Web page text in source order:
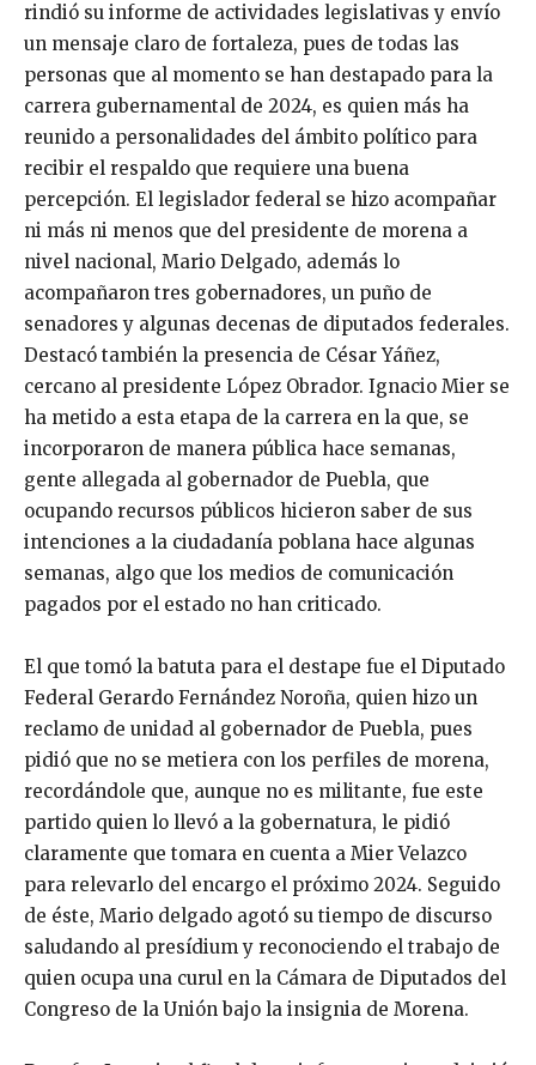
rindió su informe de actividades legislativas y envío
un mensaje claro de fortaleza, pues de todas las
personas que al momento se han destapado para la
carrera gubernamental de 2024, es quien más ha
reunido a personalidades del ámbito político para
recibir el respaldo que requiere una buena
percepción. El legislador federal se hizo acompañar
ni más ni menos que del presidente de morena a
nivel nacional, Mario Delgado, además lo
acompañaron tres gobernadores, un puño de
senadores y algunas decenas de diputados federales.
Destacó también la presencia de César Yáñez,
cercano al presidente López Obrador. Ignacio Mier se
ha metido a esta etapa de la carrera en la que, se
incorporaron de manera pública hace semanas,
gente allegada al gobernador de Puebla, que
ocupando recursos públicos hicieron saber de sus
intenciones a la ciudadanía poblana hace algunas
semanas, algo que los medios de comunicación
pagados por el estado no han criticado.
El que tomó la batuta para el destape fue el Diputado
Federal Gerardo Fernández Noroña, quien hizo un
reclamo de unidad al gobernador de Puebla, pues
pidió que no se metiera con los perfiles de morena,
recordándole que, aunque no es militante, fue este
partido quien lo llevó a la gobernatura, le pidió
claramente que tomara en cuenta a Mier Velazco
para relevarlo del encargo el próximo 2024. Seguido
de éste, Mario delgado agotó su tiempo de discurso
saludando al presídium y reconociendo el trabajo de
quien ocupa una curul en la Cámara de Diputados del
Congreso de la Unión bajo la insignia de Morena.